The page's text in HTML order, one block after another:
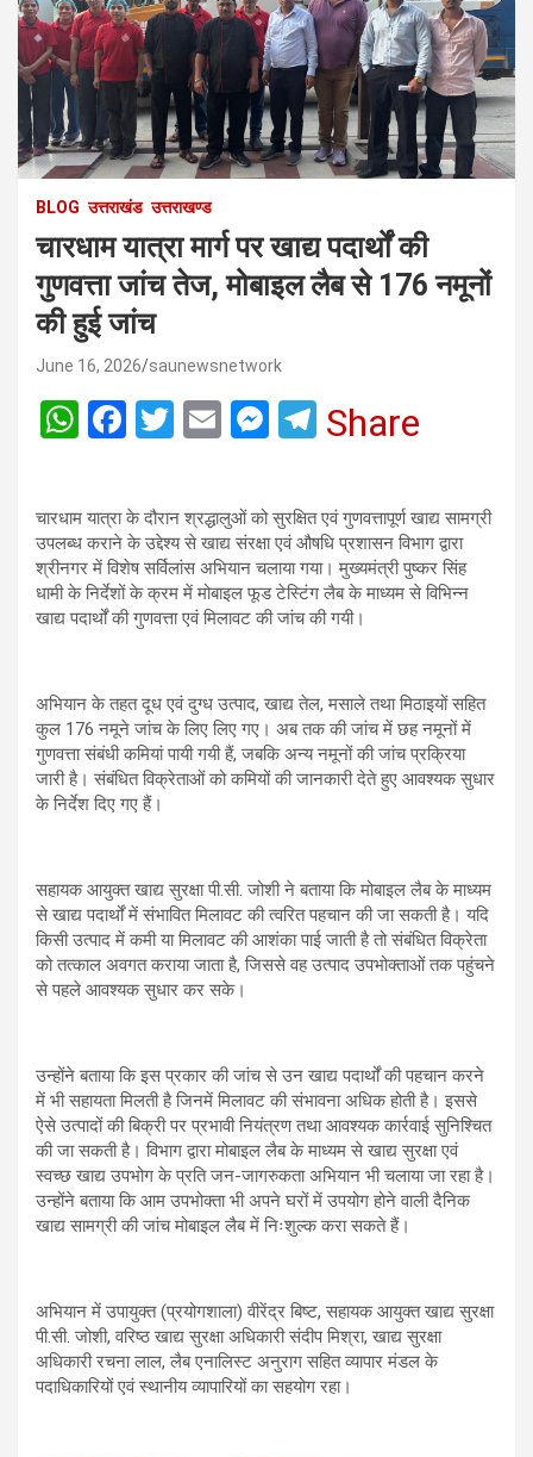
BLOG उत्तराखंड उत्तराखण्ड
चारधाम यात्रा मार्ग पर खाद्य पदार्थों की
गुणवत्ता जांच तेज, मोबाइल लैब से 176 नमूनों
की हुई जांच
June 16, 2026 saunewsnetwork
W
s
A
p
F
ce
b
o
o
T
er
E
ail
M
n
g
er
T
gr
a
m
Share
चारधाम यात्रा के दौरान श्रद्धालुओं को सुरक्षित एवं गुणवत्तापूर्ण खाद्य सामग्री
उपलब्ध कराने के उद्देश्य से खाद्य संरक्षा एवं औषधि प्रशासन विभाग द्वारा
श्रीनगर में विशेष सर्विलांस अभियान चलाया गया। मुख्यमंत्री पुष्कर सिंह
धामी के निर्देशों के क्रम में मोबाइल फूड टेस्टिंग लैब के माध्यम से विभिन्न
खाद्य पदार्थों की गुणवत्ता एवं मिलावट की जांच की गयी।
अभियान के तहत दूध एवं दुग्ध उत्पाद, खाद्य तेल, मसाले तथा मिठाइयों सहित
कुल 176 नमूने जांच के लिए लिए गए। अब तक की जांच में छह नमूनों में
गुणवत्ता संबंधी कमियां पायी गयी हैं, जबकि अन्य नमूनों की जांच प्रक्रिया
जारी है। संबंधित विक्रेताओं को कमियों की जानकारी देते हुए आवश्यक सुधार
के निर्देश दिए गए हैं।
सहायक आयुक्त खाद्य सुरक्षा पी.सी. जोशी ने बताया कि मोबाइल लैब के माध्यम
से खाद्य पदार्थों में संभावित मिलावट की त्वरित पहचान की जा सकती है। यदि
किसी उत्पाद में कमी या मिलावट की आशंका पाई जाती है तो संबंधित विक्रेता
को तत्काल अवगत कराया जाता है, जिससे वह उत्पाद उपभोक्ताओं तक पहुंचने
से पहले आवश्यक सुधार कर सके।
उन्होंने बताया कि इस प्रकार की जांच से उन खाद्य पदार्थों की पहचान करने
में भी सहायता मिलती है जिनमें मिलावट की संभावना अधिक होती है। इससे
ऐसे उत्पादों की बिक्री पर प्रभावी नियंत्रण तथा आवश्यक कार्रवाई सुनिश्चित
की जा सकती है। विभाग द्वारा मोबाइल लैब के माध्यम से खाद्य सुरक्षा एवं
स्वच्छ खाद्य उपभोग के प्रति जन-जागरुकता अभियान भी चलाया जा रहा है।
उन्होंने बताया कि आम उपभोक्ता भी अपने घरों में उपयोग होने वाली दैनिक
खाद्य सामग्री की जांच मोबाइल लैब में निःशुल्क करा सकते हैं।
अभियान में उपायुक्त (प्रयोगशाला) वीरेंद्र बिष्ट, सहायक आयुक्त खाद्य सुरक्षा
पी.सी. जोशी, वरिष्ठ खाद्य सुरक्षा अधिकारी संदीप मिश्रा, खाद्य सुरक्षा
अधिकारी रचना लाल, लैब एनालिस्ट अनुराग सहित व्यापार मंडल के
पदाधिकारियों एवं स्थानीय व्यापारियों का सहयोग रहा।